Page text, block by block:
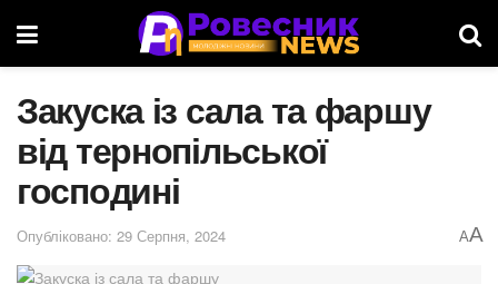
Закуска із сала та фаршу
від тернопільської
господині
Опубліковано: 29 Серпня, 2024 AA